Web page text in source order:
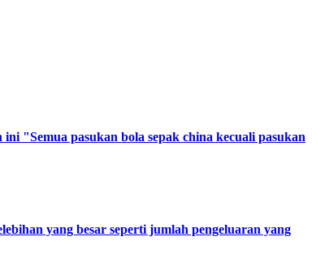
"Semua pasukan bola sepak china kecuali pasukan
yang besar seperti jumlah pengeluaran yang